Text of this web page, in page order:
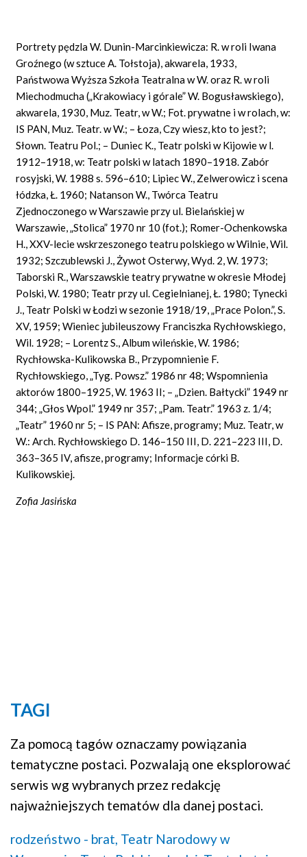
Portrety pędzla W. Dunin-Marcinkiewicza: R. w roli Iwana
Groźnego (w sztuce A. Tołstoja), akwarela, 1933,
Państwowa Wyższa Szkoła Teatralna w W. oraz R. w roli
Miechodmucha („Krakowiacy i górale” W. Bogusławskiego),
akwarela, 1930, Muz. Teatr, w W.; Fot. prywatne i w rolach, w:
IS PAN, Muz. Teatr. w W.; – Łoza, Czy wiesz, kto to jest?;
Słown. Teatru Pol.; – Duniec K., Teatr polski w Kijowie w l.
1912–1918, w: Teatr polski w latach 1890–1918. Zabór
rosyjski, W. 1988 s. 596–610; Lipiec W., Zelwerowicz i scena
łódzka, Ł. 1960; Natanson W., Twórca Teatru
Zjednoczonego w Warszawie przy ul. Bielańskiej w
Warszawie, „Stolica” 1970 nr 10 (fot.); Romer-Ochenkowska
H., XXV-lecie wskrzeszonego teatru polskiego w Wilnie, Wil.
1932; Szczublewski J., Żywot Osterwy, Wyd. 2, W. 1973;
Taborski R., Warszawskie teatry prywatne w okresie Młodej
Polski, W. 1980; Teatr przy ul. Cegielnianej, Ł. 1980; Tynecki
J., Teatr Polski w Łodzi w sezonie 1918/19, „Prace Polon.”, S.
XV, 1959; Wieniec jubileuszowy Franciszka Rychłowskiego,
Wil. 1928; – Lorentz S., Album wileńskie, W. 1986;
Rychłowska-Kulikowska B., Przypomnienie F.
Rychłowskiego, „Tyg. Powsz.” 1986 nr 48; Wspomnienia
aktorów 1800–1925, W. 1963 II; – „Dzien. Bałtycki” 1949 nr
344; „Głos Wpol.” 1949 nr 357; „Pam. Teatr.” 1963 z. 1/4;
„Teatr” 1960 nr 5; – IS PAN: Afisze, programy; Muz. Teatr, w
W.: Arch. Rychłowskiego D. 146–150 III, D. 221–223 III, D.
363–365 IV, afisze, programy; Informacje córki B.
Kulikowskiej.
Zofia Jasińska
TAGI
Za pomocą tagów oznaczamy powiązania
tematyczne postaci. Pozwalają one eksplorować
serwis wg wybranych przez redakcję
najważniejszych tematów dla danej postaci.
rodzeństwo - brat, Teatr Narodowy w